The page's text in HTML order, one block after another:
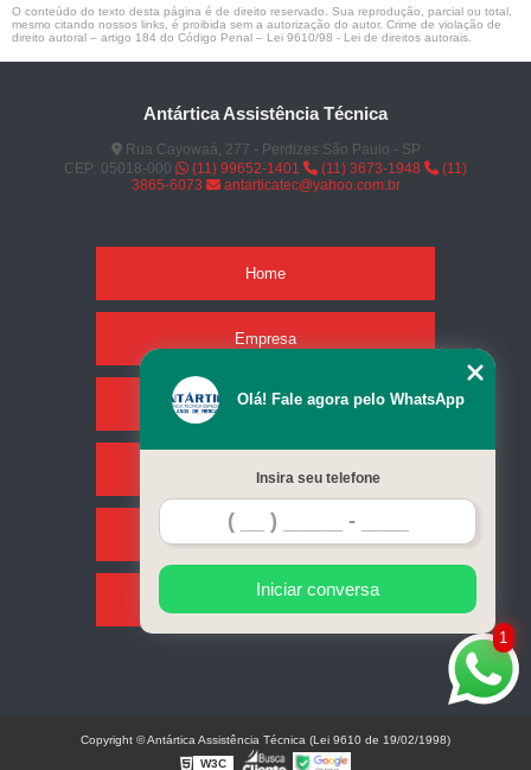
O conteúdo do texto desta página é de direito reservado. Sua reprodução, parcial ou total,
mesmo citando nossos links, é proibida sem a autorização do autor. Crime de violação de
direito autoral – artigo 184 do Código Penal – Lei 9610/98 - Lei de direitos autorais
Antártica Assistência Técnica
Rua Cayowaá, 277 - Perdizes São Paulo - SP
CEP: 05018-000
(11) 99652-1401 (11) 3673-1948
(11)
3865-6073
antarticatec@yahoo.com.br
Home
Empresa
Missão
Serviços
Contato
Mapa do site
1
Olá! Fale agora pelo WhatsApp
Insira seu telefone
Iniciar conversa
Copyright © Antártica Assistência Técnica (Lei 9610 de 19/02/1998)
W3C